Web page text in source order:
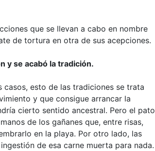
que se llevan a cabo en nombre
de tortura en otra de sus acepciones.
y se acabó la tradición.
esto de las tradiciones se trata
y que consigue arrancar la
cierto sentido ancestral. Pero el pato
de los gañanes que, entre risas,
en la playa. Por otro lado, las
de esa carne muerta para nada.